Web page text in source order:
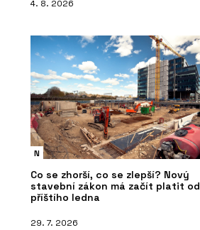
4. 8. 2026
N
Co se zhorší, co se zlepší? Nový
stavební zákon má začít platit od
příštího ledna
29. 7. 2026